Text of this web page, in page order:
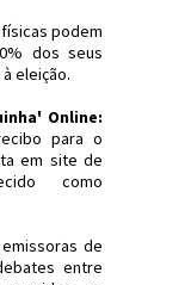
podem
dos seus
eleição.
Online:
para o
em site de
como
de
entre